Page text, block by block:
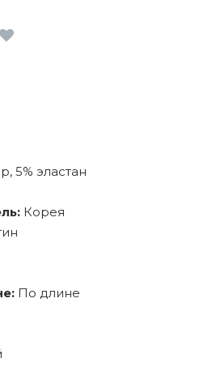
5% эластан
Корея
По длине